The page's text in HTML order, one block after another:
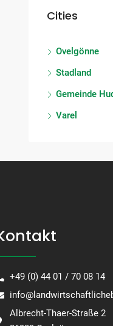
Cities
Ovelgönne
Stadland
Gemeinde
Varel
+49 (0) 44 01 / 70 08 14
Albrecht-Thaer-Straße 2